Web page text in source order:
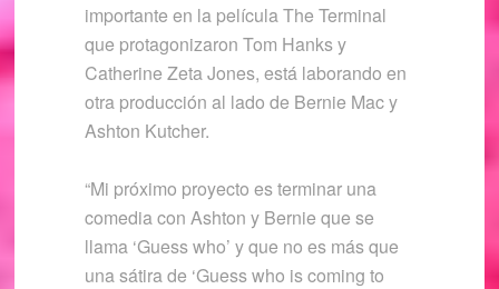
importante en la película The Terminal
que protagonizaron Tom Hanks y
Catherine Zeta Jones, está laborando en
otra producción al lado de Bernie Mac y
Ashton Kutcher.
“Mi próximo proyecto es terminar una
comedia con Ashton y Bernie que se
llama ‘Guess who’ y que no es más que
una sátira de ‘Guess who is coming to